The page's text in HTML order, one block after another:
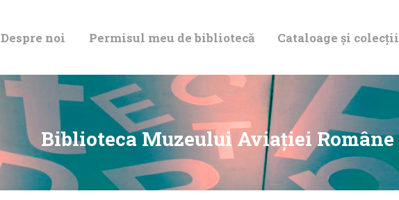
Despre noi Permisul meu de bibliotecă Cataloage și colecții
Biblioteca Muzeului Aviației Române
DE BIBLIOTECĂ
CATALOAGE ȘI
COLECȚII